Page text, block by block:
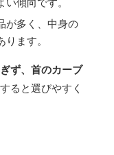
が多く、中身の
ます。
ぎず、首のカーブ
ると選びやすく